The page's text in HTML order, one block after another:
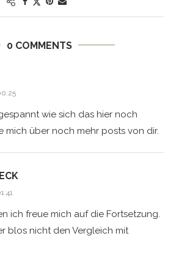
0 COMMENTS
wie sich das hier noch
mich über noch mehr posts von dir.
ich freue mich auf die Fortsetzung.
blos nicht den Vergleich mit